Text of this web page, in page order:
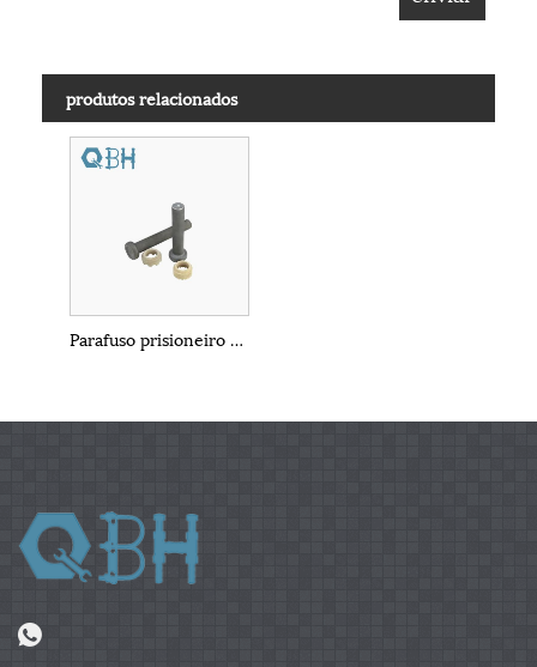
produtos relacionados
Parafuso prisioneiro da tesoura de soldadura GB10433